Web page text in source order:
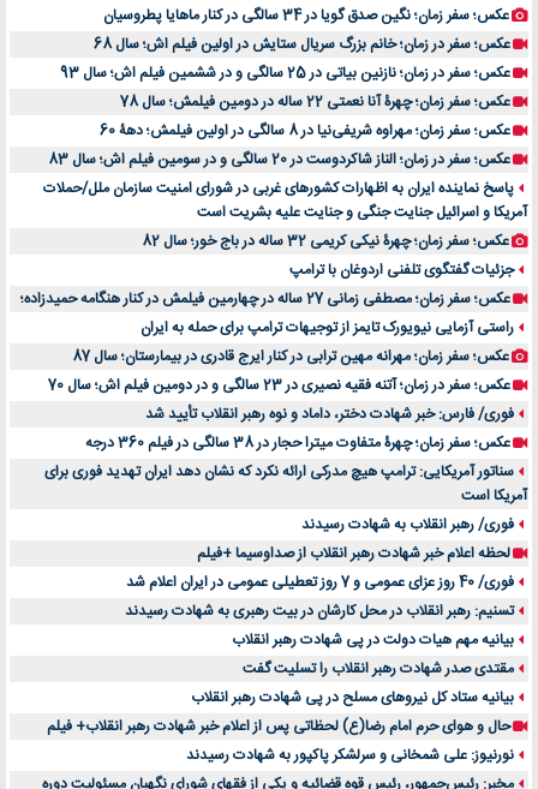
عکس؛ سفر زمان؛ نگین صدق گویا در 34 سالگی در کنار ماهایا پطروسیان
عکس؛ سفر در زمان؛ خانم بزرگ سریال ستایش در اولین فیلم اش؛ سال 68
عکس؛ سفر در زمان؛ نازنین بیاتی در 25 سالگی و در ششمین فیلم اش؛ سال 93
عکس؛ سفر زمان؛ چهرۀ آنا نعمتی 22 ساله در دومین فیلمش؛ سال 78
عکس؛ سفر زمان؛ مهراوه شریفی‌نیا در 8 سالگی در اولین فیلمش؛ دهۀ 60
عکس؛ سفر در زمان؛ الناز شاکردوست در 20 سالگی و در سومین فیلم اش؛ سال 83
پاسخ نماینده ایران به اظهارات کشورهای غربی در شورای امنیت سازمان ملل/حملات
آمریکا و اسرائیل جنایت جنگی و جنایت علیه بشریت است
عکس؛ سفر زمان؛ چهرۀ نیکی کریمی 32 ساله در باج خور؛ سال 82
جزئیات گفتگوی تلفنی اردوغان با ترامپ
عکس؛ سفر زمان؛ مصطفی زمانی 27 ساله در چهارمین فیلمش در کنار هنگامه حمیدزاده؛
راستی آزمایی نیویورک تایمز از توجیهات ترامپ برای حمله به ایران
عکس؛ سفر زمان؛ مهرانه مهین ترابی در کنار ایرج قادری در بیمارستان؛ سال 87
عکس؛ سفر در زمان؛ آتنه فقیه نصیری در 23 سالگی و در دومین فیلم اش؛ سال 70
فوری/ فارس: خبر شهادت دختر، داماد و نوه رهبر انقلاب تأیید شد
عکس؛ سفر زمان؛ چهرۀ متفاوت میترا حجار در 38 سالگی در فیلم 360 درجه
سناتور آمریکایی: ترامپ هیچ مدرکی ارائه نکرد که نشان دهد ایران تهدید فوری برای
آمریکا است
فوری/ رهبر انقلاب به شهادت رسیدند
لحظه اعلام خبر شهادت رهبر انقلاب از صداوسیما +فیلم
فوری/ 40 روز عزای عمومی و 7 روز تعطیلی عمومی در ایران اعلام شد
تسنیم: رهبر انقلاب در محل کارشان در بیت رهبری به شهادت رسیدند
بیانیه مهم هیات دولت در پی شهادت رهبر انقلاب
مقتدی صدر شهادت رهبر انقلاب را تسلیت گفت
بیانیه ستاد کل نیروهای مسلح در پی شهادت رهبر انقلاب
حال و هوای حرم امام رضا(ع) لحظاتی پس از اعلام خبر شهادت رهبر انقلاب+ فیلم
نورنیوز: علی شمخانی و سرلشکر پاکپور به شهادت رسیدند
مخبر: رئیس‌جمهور، رئیس قوه ‌قضائیه و یکی از فقهای شورای نگهبان مسئولیت دوره